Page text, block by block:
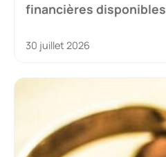
financières disponibles
30 juillet 2026